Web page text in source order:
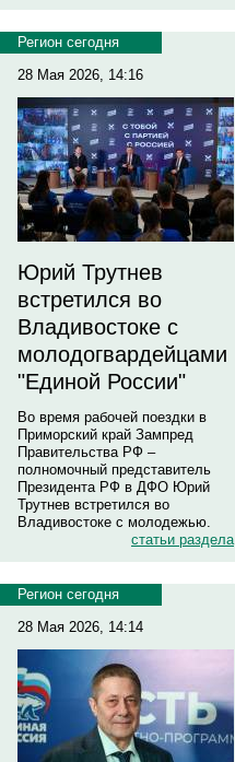
Регион сегодня
28 Мая 2026, 14:16
Юрий Трутнев
встретился во
Владивостоке с
молодогвардейцами
"Единой России"
Во время рабочей поездки в
Приморский край Зампред
Правительства РФ –
полномочный представитель
Президента РФ в ДФО Юрий
Трутнев встретился во
Владивостоке с молодежью.
статьи раздела
Регион сегодня
28 Мая 2026, 14:14